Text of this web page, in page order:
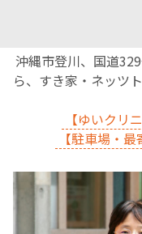
沖縄市登川、国道
ら、すき家・ネッツ
【ゆいクリ
【駐車場・